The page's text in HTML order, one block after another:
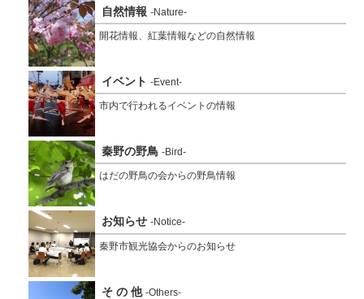
自然情報 -Nature-
開花情報、紅葉情報などの自然情報
イベント -Event-
市内で行われるイベントの情報
秦野の野鳥 -Bird-
はだの野鳥の会からの野鳥情報
お知らせ -Notice-
秦野市観光協会からのお知らせ
そ の 他 -Others-